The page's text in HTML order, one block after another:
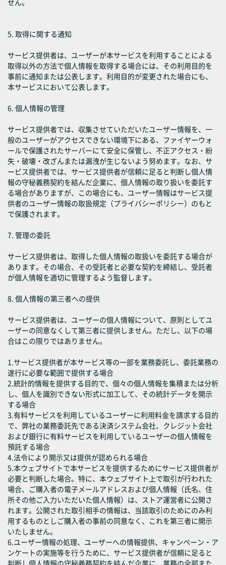
せん。
5. 取得に関する通知
サービス提供者は、ユーザーが本サービスを利用することによる
取得以外の方法で個人情報を取得する場合には、その利用目的を
事前に通知または公表します。利用目的が変更された場合にも、
本サービスにおいて公表します。
6. 個人情報の管理
サービス提供者では、収集させていただいたユーザー情報を、一
般のユーザーがアクセスできない環境下にある、ファイヤーウォ
ールで保護されたサーバーにて安全に保管し、不正アクセス・紛
失・破壊・改ざんまたは漏洩が生じないよう努めます。なお、サ
ービス提供者では、サービス提供者が信頼に足ると判断し個人情
報の守秘義務契約を結んだ企業に、個人情報の取り扱いを委託す
る場合がありますが、この場合にも、ユーザー情報はサービス提
供者のユーザー情報の取扱規定（プライバシーポリシー）のもと
で保護されます。
7. 管理の委託
サービス提供者は、取得した個人情報の取扱いを委託する場合が
あります。その場合、その受託者と必要な契約を締結し、受託者
が個人情報を適切に管理するよう監督します。
8. 個人情報の第三者への提供
サービス提供者は、ユーザーの個人情報について、原則としてユ
ーザーの同意なくして第三者に提供しません。ただし、以下の場
合はこの限りではありません。
1.サービス提供者が本サービス等の一部を業務委託し、委託業務の
遂行に必要な範囲で提供する場合
2.統計的情報を提供する目的で、個々の個人情報を集積または分析
し、個人を識別できない形式に加工して、その統計データを開示
する場合
3.有料サービスを利用しているユーザーに利用料金を請求する目的
で、弊社の業務委託先である決済システム会社、クレジット会社
および銀行に有料サービスを利用しているユーザーの個人情報を
預託する場合
4.法令により開示又は提供が認められる場合
5.本ウェブサイトで本サービスを提供するためにサービス提供者が
必要と判断した場合。特に、本ウェブサイト上で取引が行われた
場合、ご購入者の電子メールアドレスおよび個人情報（氏名、住
所その他ご入力いただいた個人情報）は、ストア運営者に公開さ
れます。公開された取引相手の情報は、当該取引のためにのみ利
用するものとしご購入者の事前の同意なく、これを第三者に開示
いたしません。
6.ユーザー情報の処理、ユーザーへの情報提供、キャンペーン・ア
ンケートの実施等を行うために、サービス提供者が信頼に足ると
判断し個人情報の守秘義務契約を結んだ企業に、業務の全部また